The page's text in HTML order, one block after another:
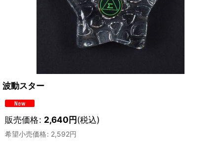
波動スター
販売価格: 2,640円(税込)
希望小売価格: 2,592円